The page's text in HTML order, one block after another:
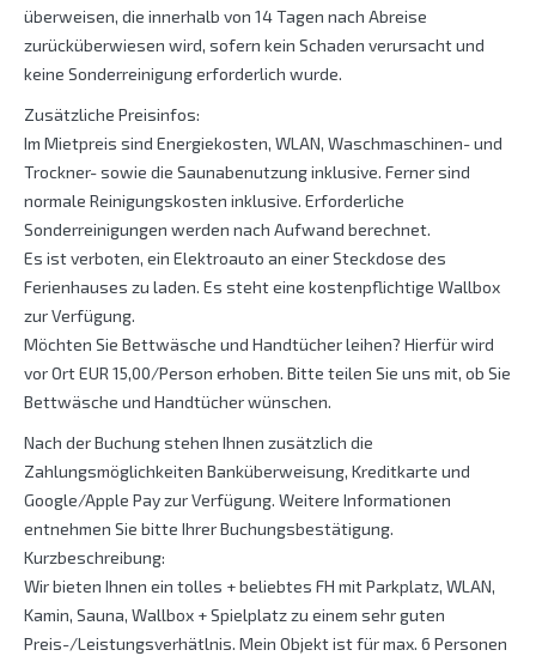
überweisen, die innerhalb von 14 Tagen nach Abreise
zurücküberwiesen wird, sofern kein Schaden verursacht und
keine Sonderreinigung erforderlich wurde.
Zusätzliche Preisinfos:
Im Mietpreis sind Energiekosten, WLAN, Waschmaschinen- und
Trockner- sowie die Saunabenutzung inklusive. Ferner sind
normale Reinigungskosten inklusive. Erforderliche
Sonderreinigungen werden nach Aufwand berechnet.
Es ist verboten, ein Elektroauto an einer Steckdose des
Ferienhauses zu laden. Es steht eine kostenpflichtige Wallbox
zur Verfügung.
Möchten Sie Bettwäsche und Handtücher leihen? Hierfür wird
vor Ort EUR 15,00/Person erhoben. Bitte teilen Sie uns mit, ob Sie
Bettwäsche und Handtücher wünschen.
Nach der Buchung stehen Ihnen zusätzlich die
Zahlungsmöglichkeiten Banküberweisung, Kreditkarte und
Google/Apple Pay zur Verfügung. Weitere Informationen
entnehmen Sie bitte Ihrer Buchungsbestätigung.
Kurzbeschreibung:
Wir bieten Ihnen ein tolles + beliebtes FH mit Parkplatz, WLAN,
Kamin, Sauna, Wallbox + Spielplatz zu einem sehr guten
Preis-/Leistungsverhätlnis. Mein Objekt ist für max. 6 Personen